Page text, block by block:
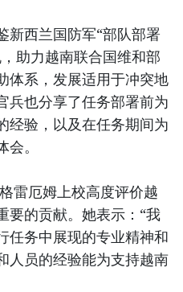
新西兰国防军“部队部署
助力越南联合国维和部
体系，发展适用于冲突地
兵也分享了任务部署前为
经验，以及在任务期间为
。
雷厄姆上校高度评价越
要的贡献。她表示：“我
任务中展现的专业精神和
人员的经验能为支持越南